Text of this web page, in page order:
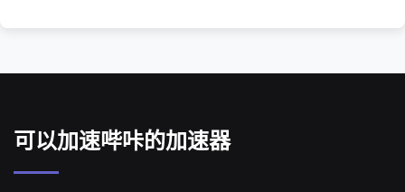
可以加速哔咔的加速器